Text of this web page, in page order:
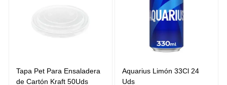
Tapa Pet Para Ensaladera
de Cartón Kraft 50Uds
Aquarius Limón 33Cl 24
Uds